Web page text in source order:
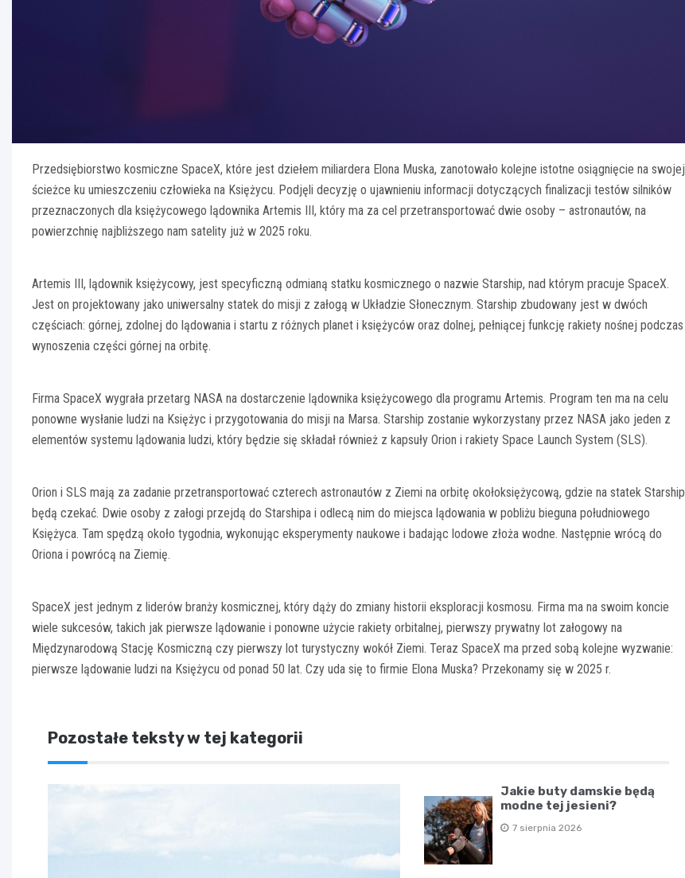
Przedsiębiorstwo kosmiczne SpaceX, które jest dziełem miliardera Elona Muska, zanotowało kolejne istotne osiągnięcie na swojej
ścieżce ku umieszczeniu człowieka na Księżycu. Podjęli decyzję o ujawnieniu informacji dotyczących finalizacji testów silników
przeznaczonych dla księżycowego lądownika Artemis III, który ma za cel przetransportować dwie osoby – astronautów, na
powierzchnię najbliższego nam satelity już w 2025 roku.
Artemis III, lądownik księżycowy, jest specyficzną odmianą statku kosmicznego o nazwie Starship, nad którym pracuje SpaceX.
Jest on projektowany jako uniwersalny statek do misji z załogą w Układzie Słonecznym. Starship zbudowany jest w dwóch
częściach: górnej, zdolnej do lądowania i startu z różnych planet i księżyców oraz dolnej, pełniącej funkcję rakiety nośnej podczas
wynoszenia części górnej na orbitę.
Firma SpaceX wygrała przetarg NASA na dostarczenie lądownika księżycowego dla programu Artemis. Program ten ma na celu
ponowne wysłanie ludzi na Księżyc i przygotowania do misji na Marsa. Starship zostanie wykorzystany przez NASA jako jeden z
elementów systemu lądowania ludzi, który będzie się składał również z kapsuły Orion i rakiety Space Launch System (SLS).
Orion i SLS mają za zadanie przetransportować czterech astronautów z Ziemi na orbitę okołoksiężycową, gdzie na statek Starship
będą czekać. Dwie osoby z załogi przejdą do Starshipa i odlecą nim do miejsca lądowania w pobliżu bieguna południowego
Księżyca. Tam spędzą około tygodnia, wykonując eksperymenty naukowe i badając lodowe złoża wodne. Następnie wrócą do
Oriona i powrócą na Ziemię.
SpaceX jest jednym z liderów branży kosmicznej, który dąży do zmiany historii eksploracji kosmosu. Firma ma na swoim koncie
wiele sukcesów, takich jak pierwsze lądowanie i ponowne użycie rakiety orbitalnej, pierwszy prywatny lot załogowy na
Międzynarodową Stację Kosmiczną czy pierwszy lot turystyczny wokół Ziemi. Teraz SpaceX ma przed sobą kolejne wyzwanie:
pierwsze lądowanie ludzi na Księżycu od ponad 50 lat. Czy uda się to firmie Elona Muska? Przekonamy się w 2025 r.
Pozostałe teksty w tej kategorii
Jakie buty damskie będą
modne tej jesieni?
7 sierpnia 2026